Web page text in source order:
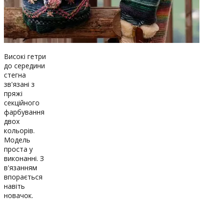
Високі гетри
до середини
стегна
зв'язані з
пряжі
секційного
фарбування
двох
кольорів.
Модель
проста у
виконанні. З
в'язанням
впорається
навіть
новачок.